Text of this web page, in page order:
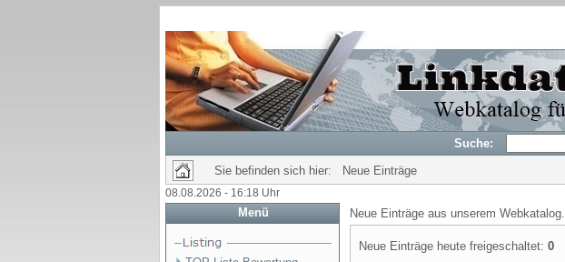
Suche:
Sie befinden sich hier: Neue Einträge
08.08.2026 - 16:18 Uhr
Menü Neue Einträge aus unserem Webkatalog.
Neue Einträge heute freigeschaltet: 0